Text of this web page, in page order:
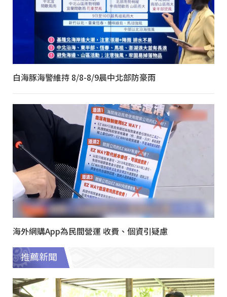
白海豚海警維持 8/8-8/9晨中北部防豪雨
海外網購App為民間營運 收費、個資引疑慮
推薦新聞